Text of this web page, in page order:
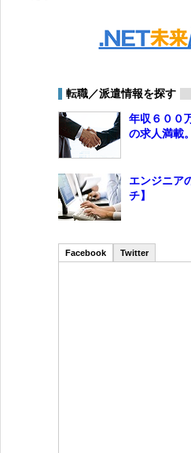
転職／派遣情報を探す
年収６００
の求人満載
エンジニア
チ】
Facebook Twitter